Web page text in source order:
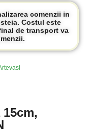
comenzii in
Costul este
de transport va